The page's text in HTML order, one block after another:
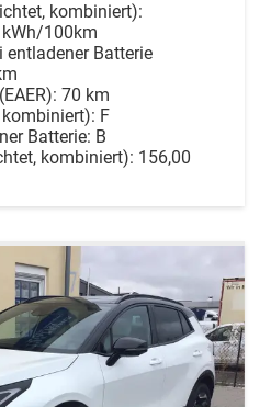
kombiniert):
100km
Batterie
70 km
F
Batterie: B
kombiniert): 156,00